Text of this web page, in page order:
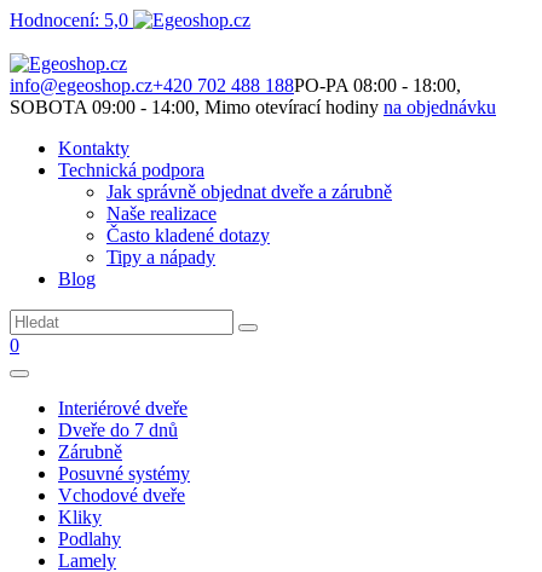
Hodnocení: 5,0
info@egeoshop.cz+420 702 488 188PO-PA 08:00 - 18:00,
SOBOTA 09:00 - 14:00, Mimo otevírací hodiny na objednávku
Kontakty
Technická podpora
Jak správně objednat dveře a zárubně
Naše realizace
Často kladené dotazy
Tipy a nápady
Blog
0
Interiérové dveře
Dveře do 7 dnů
Zárubně
Posuvné systémy
Vchodové dveře
Kliky
Podlahy
Lamely